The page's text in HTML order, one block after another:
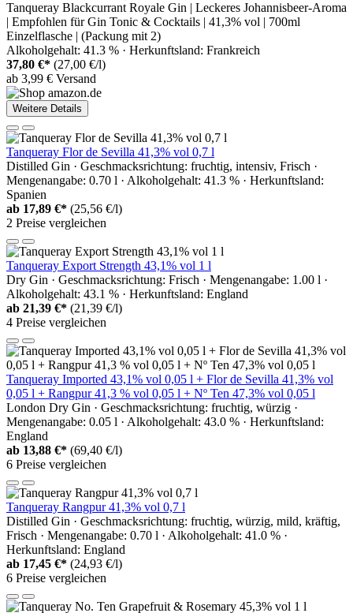
Tanqueray Blackcurrant Royale Gin | Leckeres Johannisbeer-Aroma
| Empfohlen für Gin Tonic & Cocktails | 41,3% vol | 700ml
Einzelflasche | (Packung mit 2)
Alkoholgehalt: 41.3 % · Herkunftsland: Frankreich
37,80 €* (27,00 €/l)
ab 3,99 € Versand
Weitere Details
Tanqueray Flor de Sevilla 41,3% vol 0,7 l
Distilled Gin · Geschmacksrichtung: fruchtig, intensiv, Frisch ·
Mengenangabe: 0.70 l · Alkoholgehalt: 41.3 % · Herkunftsland:
Spanien
ab 17,89 €* (25,56 €/l)
2 Preise vergleichen
Tanqueray Export Strength 43,1% vol 1 l
Dry Gin · Geschmacksrichtung: Frisch · Mengenangabe: 1.00 l ·
Alkoholgehalt: 43.1 % · Herkunftsland: England
ab 21,39 €* (21,39 €/l)
4 Preise vergleichen
Tanqueray Imported 43,1% vol 0,05 l + Flor de Sevilla 41,3% vol
0,05 l + Rangpur 41,3 % vol 0,05 l + Nº Ten 47,3% vol 0,05 l
London Dry Gin · Geschmacksrichtung: fruchtig, würzig ·
Mengenangabe: 0.05 l · Alkoholgehalt: 43.0 % · Herkunftsland:
England
ab 13,88 €* (69,40 €/l)
6 Preise vergleichen
Tanqueray Rangpur 41,3% vol 0,7 l
Distilled Gin · Geschmacksrichtung: fruchtig, würzig, mild, kräftig,
Frisch · Mengenangabe: 0.70 l · Alkoholgehalt: 41.0 % ·
Herkunftsland: England
ab 17,45 €* (24,93 €/l)
6 Preise vergleichen